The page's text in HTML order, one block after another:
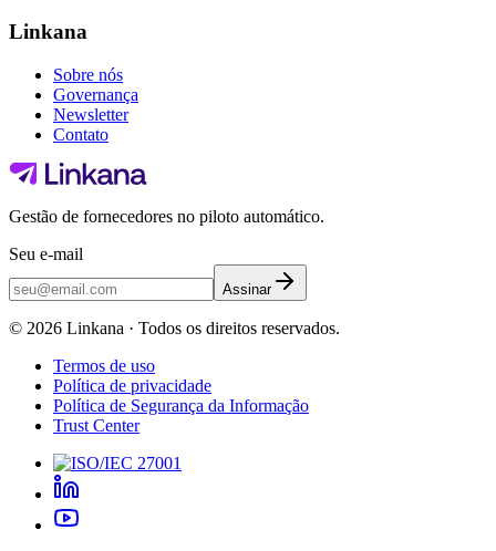
Linkana
Sobre nós
Governança
Newsletter
Contato
Gestão de fornecedores no piloto automático.
Seu e-mail
Assinar
© 2026 Linkana · Todos os direitos reservados.
Termos de uso
Política de privacidade
Política de Segurança da Informação
Trust Center